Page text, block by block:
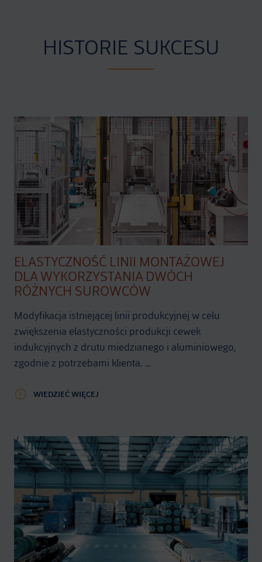
HISTORIE SUKCESU
ELASTYCZNOŚĆ LINII MONTAŻOWEJ
DLA WYKORZYSTANIA DWÓCH
RÓŻNYCH SUROWCÓW
Modyfikacja istniejącej linii produkcyjnej w celu
zwiększenia elastyczności produkcji cewek
indukcyjnych z drutu miedzianego i aluminiowego,
zgodnie z potrzebami klienta. …
WIEDZIEĆ WIĘCEJ